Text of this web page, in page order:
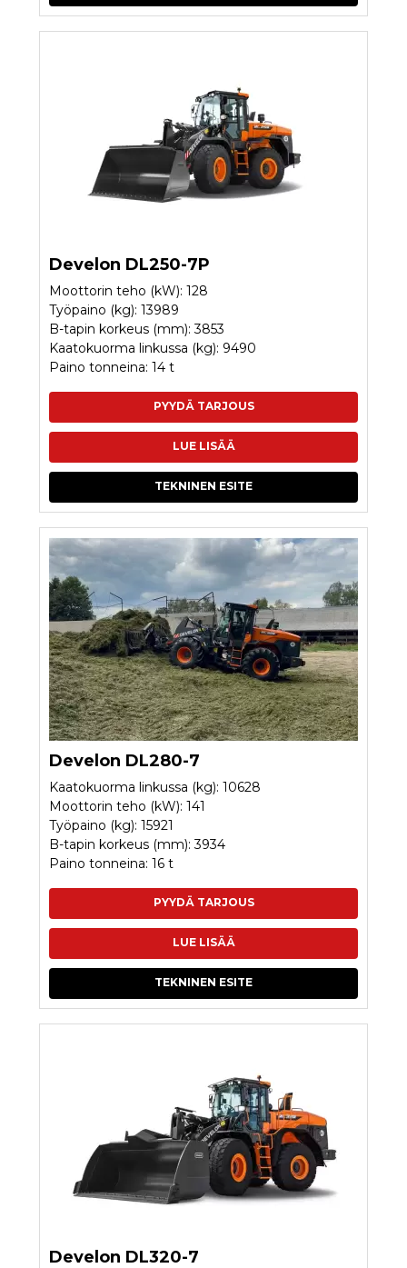
Develon DL250-7P
Moottorin teho (kW): 128
Työpaino (kg): 13989
B-tapin korkeus (mm): 3853
Kaatokuorma linkussa (kg): 9490
Paino tonneina: 14 t
PYYDÄ TARJOUS
LUE LISÄÄ
TEKNINEN ESITE
Develon DL280-7
Kaatokuorma linkussa (kg): 10628
Moottorin teho (kW): 141
Työpaino (kg): 15921
B-tapin korkeus (mm): 3934
Paino tonneina: 16 t
PYYDÄ TARJOUS
LUE LISÄÄ
TEKNINEN ESITE
Develon DL320-7